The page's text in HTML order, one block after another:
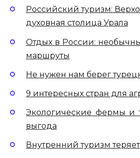
Российский туризм:
духовная столица Урала
Отдых в России:
маршруты
Не нужен нам берег
9 интересных стран для
Экологические фермы и
выгода
Внутренний туризм